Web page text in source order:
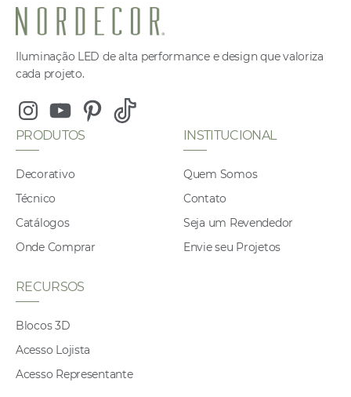
Iluminação LED de alta performance e design que valoriza
cada projeto.
InstagramYoutubePinterest
Tiktok
PRODUTOS
Decorativo
Técnico
Catálogos
Onde Comprar
INSTITUCIONAL
Quem Somos
Contato
Seja um Revendedor
Envie seu Projetos
RECURSOS
Blocos 3D
Acesso Lojista
Acesso Representante